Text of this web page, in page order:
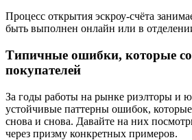
Процесс открытия эскроу-счёта
быть выполнен онлайн или в
Типичные ошибки, которые
покупателей
За годы работы на рынке риэлторы и
устойчивые паттерны ошибок,
снова и снова. Давайте на них
через призму конкретных примеров.